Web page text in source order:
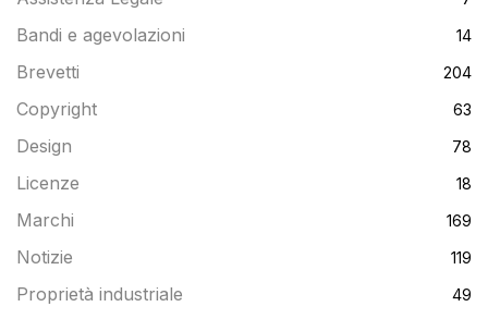
Bandi e agevolazioni 14
Brevetti 204
Copyright 63
Design 78
Licenze 18
Marchi 169
Notizie 119
Proprietà industriale 49